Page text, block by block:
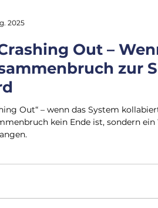
& Lebenskrisen
Out –
zur
Out“ – wenn das System
kein Ende ist, sondern ein
2025